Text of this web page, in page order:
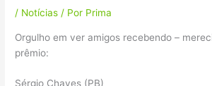
/ Notícias / Por Prima
Orgulho em ver amigos recebendo –
prêmio:
Sérgio Chaves (PB)